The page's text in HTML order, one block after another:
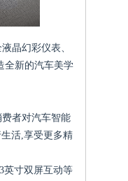
晶幻彩仪表、
全新的汽车美学
者对汽车智能
活,享受更多精
英寸双屏互动等